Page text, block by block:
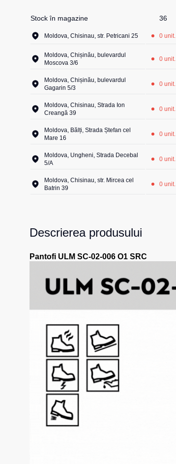
Stock în magazine 36
Moldova, Chisinau, str. Petricani 25 0 unit.
Moldova, Chișinău, bulevardul
Moscova 3/6
0 unit.
Moldova, Chișinău, bulevardul
Gagarin 5/3
0 unit.
Moldova, Chisinau, Strada Ion
Creangă 39
0 unit.
Moldova, Bălți, Strada Ștefan cel
Mare 16
0 unit.
Moldova, Ungheni, Strada Decebal
5/A
0 unit.
Moldova, Chisinau, str. Mircea cel
Batrin 39
0 unit.
Descrierea produsului
Pantofi ULM SC-02-006 O1 SRC